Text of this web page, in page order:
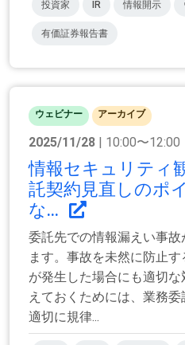
投資家 IR 情報開示
有価証券報告書
ウェビナー アーカイブ
2025/11/28 | 10:00〜12:00
情報セキュリティ
託契約見直しのポ
な...
委託先での情報漏えい事
ます。事故を未然に防止
が発生した場合にも適切
えておくためには、業務
適切に規律...